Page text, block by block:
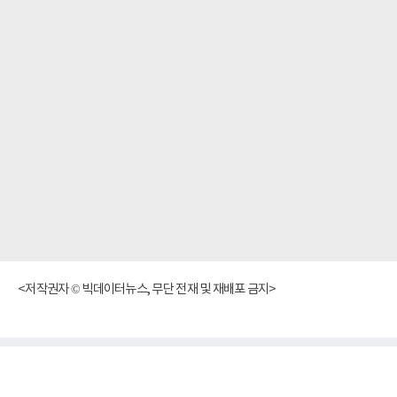
<저작권자 © 빅데이터뉴스, 무단 전재 및 재배포 금지>